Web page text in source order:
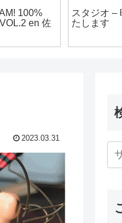
ラメンコ
んか？
2026/09/13
レディア月
2023.03.31